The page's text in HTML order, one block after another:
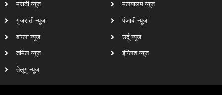
मराठी न्यूज
गुजराती न्यूज
बांग्ला न्यूज
तमिल न्यूज
तेलुगु न्यूज
मलयालम न्यूज
पंजाबी न्यूज
उर्दू न्यूज
इंग्लिश न्यूज